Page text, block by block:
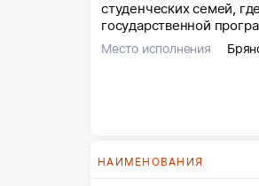
студенческих семей,
государственной
Место исполнения
НАИМЕНОВАНИЯ